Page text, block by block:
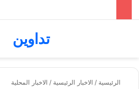
تداوين
الرئيسية / الاخبار الرئيسية / الاخبار المحلية